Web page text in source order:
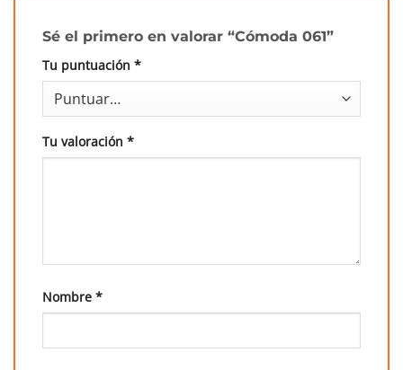
Sé el primero en valorar “Cómoda 061”
Tu puntuación *
Tu valoración *
Nombre *